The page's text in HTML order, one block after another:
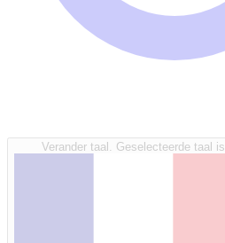
Verander taal. Geselecteerde taal is